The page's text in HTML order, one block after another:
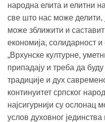
народна елита и елитни
све што нас може делити,
може зближити и
економија, солидарност и
„Врхунске културне,
припадају и треба да
традиције и дух
континуитет српског
најсигурнији су ослонац
услов духовног